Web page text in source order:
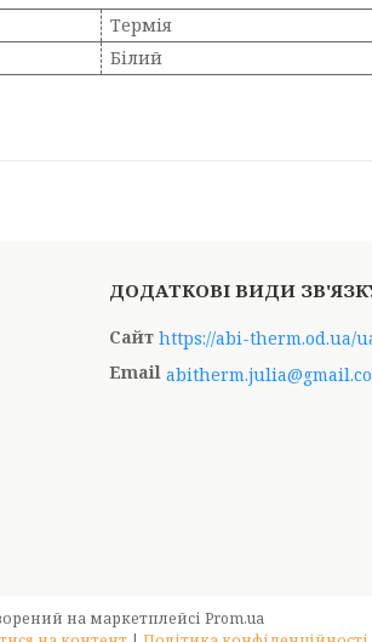
Термія
Білий
https://abi-therm.od.ua/
на маркетплейсі Prom.ua